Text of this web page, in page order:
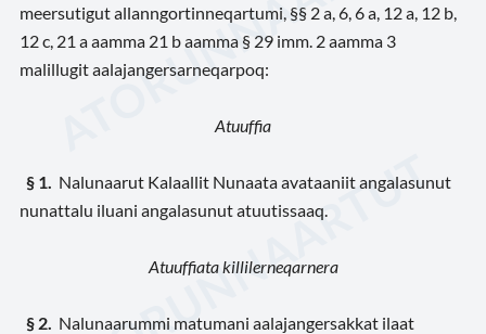
meersutigut allanngortinneqartumi, §§ 2 a, 6, 6 a, 12 a, 12 b,
12 c, 21 a aamma 21 b aamma § 29 imm. 2 aamma 3
malillugit aalajangersarneqarpoq:
Atuuffia
§ 1.
Nalunaarut Kalaallit Nunaata avataaniit angalasunut
nunattalu iluani angalasunut atuutissaaq.
Atuuffiata killilerneqarnera
§ 2. Nalunaarummi matumani aalajangersakkat ilaat